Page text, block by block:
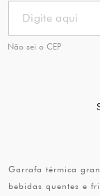
Não sei o CEP
Garrafa térmica
bebidas quentes e